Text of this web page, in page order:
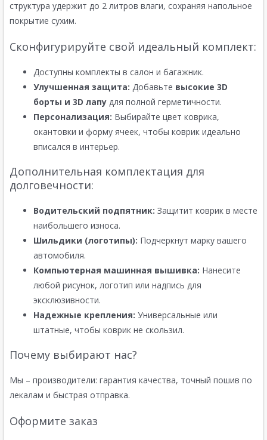
структура удержит до 2 литров влаги, сохраняя напольное
покрытие сухим.
Сконфигурируйте свой идеальный комплект:
Доступны комплекты в салон и багажник.
Улучшенная защита: Добавьте высокие 3D
борты и 3D лапу для полной герметичности.
Персонализация: Выбирайте цвет коврика,
окантовки и форму ячеек, чтобы коврик идеально
вписался в интерьер.
Дополнительная комплектация для
долговечности:
Водительский подпятник: Защитит коврик в месте
наибольшего износа.
Шильдики (логотипы): Подчеркнут марку вашего
автомобиля.
Компьютерная машинная вышивка: Нанесите
любой рисунок, логотип или надпись для
эксклюзивности.
Надежные крепления: Универсальные или
штатные, чтобы коврик не скользил.
Почему выбирают нас?
Мы – производители: гарантия качества, точный пошив по
лекалам и быстрая отправка.
Оформите заказ